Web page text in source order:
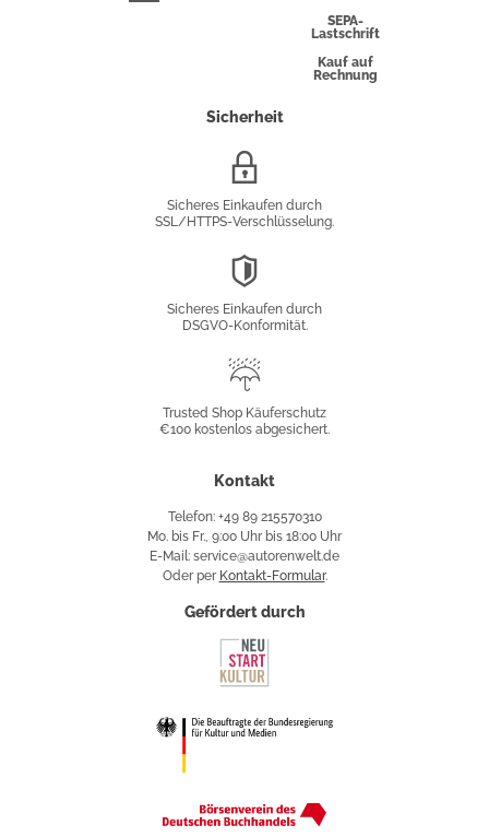
SEPA-
Lastschrift
Kauf auf
Rechnung
Sicherheit
Sicheres Einkaufen durch
SSL/HTTPS-Verschlüsselung.
Sicheres Einkaufen durch
DSGVO-Konformität.
Käuferschutz
Trusted Shop Käuferschutz
€100 kostenlos abgesichert.
Kontakt
Telefon: +49 89 215570310
Mo. bis Fr., 9:00 Uhr bis 18:00 Uhr
E-Mail: service@autorenwelt.de
Oder per Kontakt-Formular.
Gefördert durch